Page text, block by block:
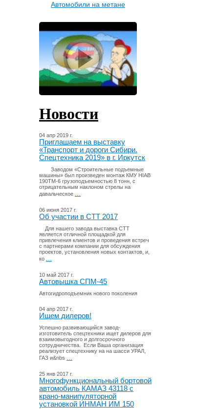
Автомобили на метане
Новости
04 апр 2019 г.
Приглашаем на выставку
«Транспорт и дороги Сибири.
Спецтехника 2019» в г. Иркутск
Заводом «Строительные подъемные
машины» был произведен монтаж КМУ HIAB
190TM-6 грузоподъемностью 8 тонн, с
отрицательным наклоном стрелы на
давальческое ...
06 июня 2017 г.
Об участии в СТТ 2017
Для нашего завода выставка СТТ
является отличной площадкой для
привлечения клиентов и проведения встреч
с партнерами компании для обсуждения
проектов, установления новых контактов, и,
ко ...
10 май 2017 г.
Автовышка СПМ-45
Автогидроподъемник нового поколения
04 апр 2017 г.
Ищем дилеров!
Успешно развивающийся завод-
изготовитель спецтехники ищет дилеров для
взаимовыгодного и долгосрочного
сотрудничества. Если Ваша организация
реализует спецтехнику на на шасси УРАЛ,
ГАЗ и&nbs ...
25 янв 2017 г.
Многофункциональный бортовой
автомобиль КАМАЗ 43118 с
крано-манипуляторной
установкой ИНМАН ИМ 150